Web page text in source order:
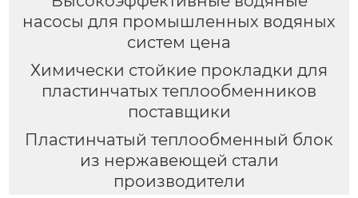
насосы для промышленных водяных
систем цена
Химически стойкие прокладки для
пластинчатых теплообменников
поставщики
Пластинчатый теплообменный блок
из нержавеющей стали
производители